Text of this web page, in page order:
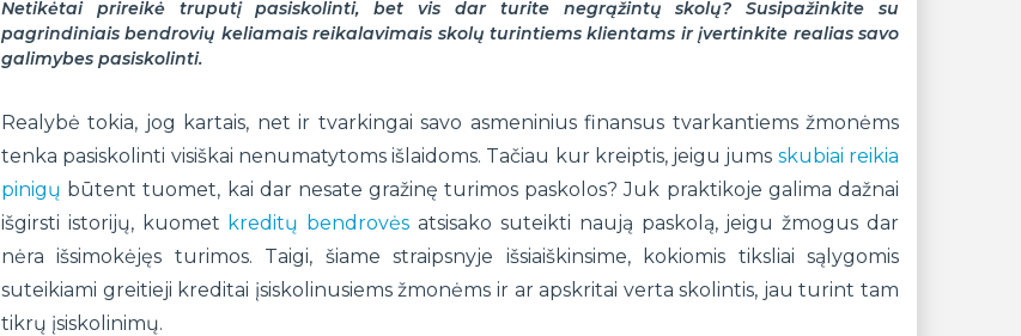
Netikėtai prireikė truputį pasiskolinti, bet vis dar turite negrąžintų skolų? Susipažinkite su
pagrindiniais bendrovių keliamais reikalavimais skolų turintiems klientams ir įvertinkite realias savo
galimybes pasiskolinti.
Realybė tokia, jog kartais, net ir tvarkingai savo asmeninius finansus tvarkantiems žmonėms
tenka pasiskolinti visiškai nenumatytoms išlaidoms. Tačiau kur kreiptis, jeigu jums skubiai reikia
pinigų būtent tuomet, kai dar nesate gražinę turimos paskolos? Juk praktikoje galima dažnai
išgirsti istorijų, kuomet kreditų bendrovės atsisako suteikti naują paskolą, jeigu žmogus dar
nėra išsimokėjęs turimos. Taigi, šiame straipsnyje išsiaiškinsime, kokiomis tiksliai sąlygomis
suteikiami greitieji kreditai įsiskolinusiems žmonėms ir ar apskritai verta skolintis, jau turint tam
tikrų įsiskolinimų.